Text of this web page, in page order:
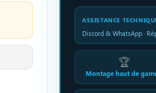
ASSISTANCE
Discord & WhatsApp ·
🏆
Montage haut de